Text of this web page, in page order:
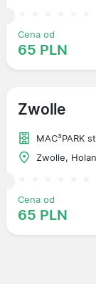
Cena od
65 PLN
Zwolle
MAC³PARK
Zwolle,
Cena od
65 PLN